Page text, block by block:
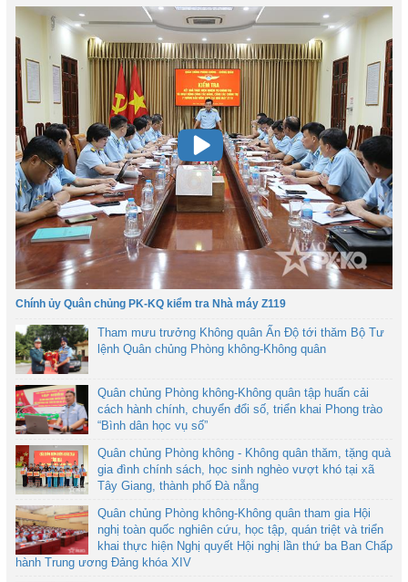
Chính ủy Quân chủng PK-KQ kiểm tra Nhà máy Z119
Tham mưu trưởng Không quân Ấn Độ tới thăm Bộ Tư
lệnh Quân chủng Phòng không-Không quân
Quân chủng Phòng không-Không quân tập huấn cải
cách hành chính, chuyển đổi số, triển khai Phong trào
“Bình dân học vụ số”
Quân chủng Phòng không - Không quân thăm, tặng quà
gia đình chính sách, học sinh nghèo vượt khó tại xã
Tây Giang, thành phố Đà nẵng
Quân chủng Phòng không-Không quân tham gia Hội
nghị toàn quốc nghiên cứu, học tập, quán triệt và triển
khai thực hiện Nghị quyết Hội nghị lần thứ ba Ban Chấp
hành Trung ương Đảng khóa XIV